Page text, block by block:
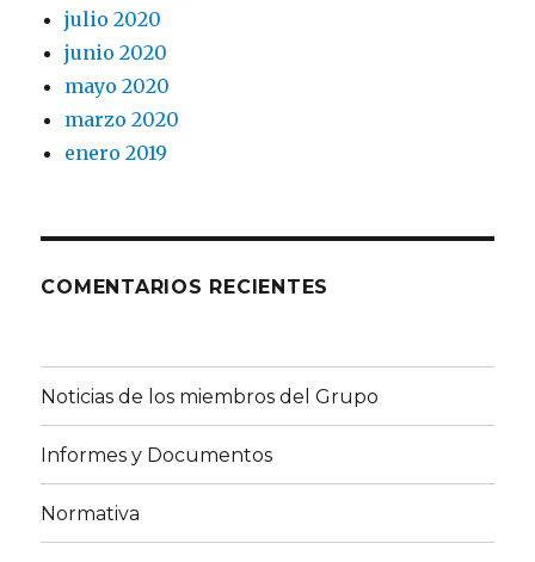
julio 2020
junio 2020
mayo 2020
marzo 2020
enero 2019
COMENTARIOS RECIENTES
Noticias de los miembros del Grupo
Informes y Documentos
Normativa